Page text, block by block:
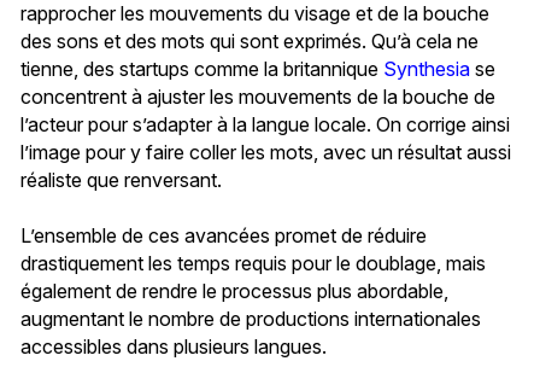
rapprocher les mouvements du visage et de la bouche
des sons et des mots qui sont exprimés. Qu’à cela ne
tienne, des startups comme la britannique Synthesia se
concentrent à ajuster les mouvements de la bouche de
l’acteur pour s’adapter à la langue locale. On corrige ainsi
l’image pour y faire coller les mots, avec un résultat aussi
réaliste que renversant.
L’ensemble de ces avancées promet de réduire
drastiquement les temps requis pour le doublage, mais
également de rendre le processus plus abordable,
augmentant le nombre de productions internationales
accessibles dans plusieurs langues.